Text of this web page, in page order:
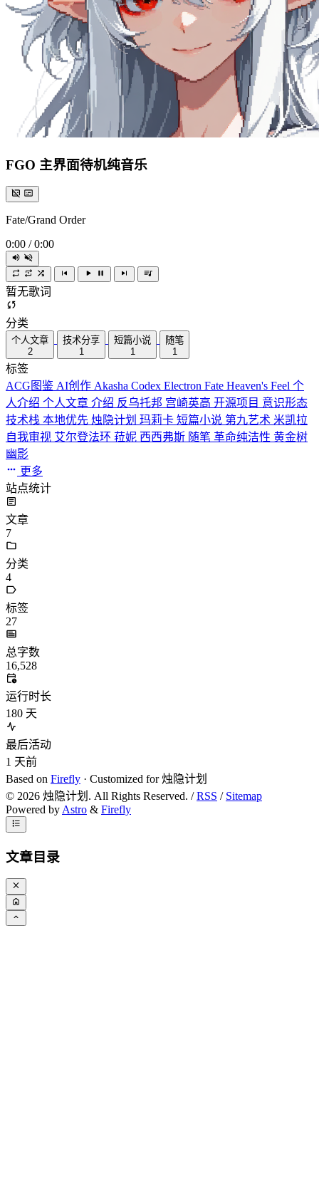
FGO 主界面待机纯音乐
Fate/Grand Order
0:00 / 0:00
暂无歌词
分类
个人文章
2
技术分享
1
短篇小说
1
随笔
1
标签
ACG图鉴 AI创作 Akasha Codex Electron Fate Heaven's Feel 个
人介绍 个人文章 介绍 反乌托邦 宫崎英高 开源项目 意识形态
技术栈 本地优先 烛隐计划 玛莉卡 短篇小说 第九艺术 米凯拉
自我审视 艾尔登法环 菈妮 西西弗斯 随笔 革命纯洁性 黄金树
幽影
更多
站点统计
文章
7
分类
4
标签
27
总字数
16,528
运行时长
180 天
最后活动
1 天前
Based on Firefly · Customized for 烛隐计划
© 2026 烛隐计划. All Rights Reserved. /RSS / Sitemap
Powered byAstro & Firefly
文章目录